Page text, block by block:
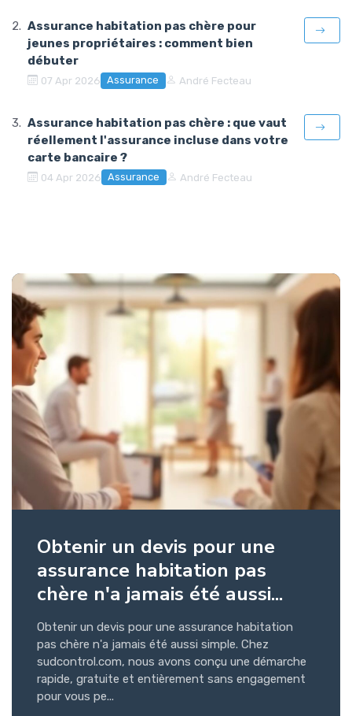
Assurance habitation pas chère pour
jeunes propriétaires : comment bien
débuter
07 Apr 2026 Assurance André Fecteau
Assurance habitation pas chère : que vaut
réellement l'assurance incluse dans votre
carte bancaire ?
04 Apr 2026 Assurance André Fecteau
Obtenir un devis pour une
assurance habitation pas
chère n'a jamais été aussi...
Obtenir un devis pour une assurance habitation
pas chère n'a jamais été aussi simple. Chez
sudcontrol.com, nous avons conçu une démarche
rapide, gratuite et entièrement sans engagement
pour vous pe...